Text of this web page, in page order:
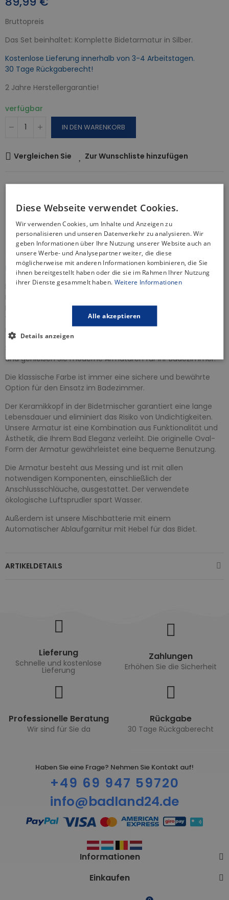
Bruttopreis
Das Set beinhaltet: Komplette Bidetarmatur in Silber.
Kostenlose Lieferung innerhalb von 3-4 Arbeitstagen.
30 Tage Rückgaberecht!
2 Jahre Herstellergarantie!
verfügbar
IN DEN WARENKORB
Vergleichen Sie Zur Wunschliste hinzufügen
Gratis Versand
30 Tage Rückgaberecht
Informationen zur Produktsicherheit
BESCHREIBUNG
Die Bidetarmatur ist nicht nur ein fester Bestandteil des
Bidets. Unsere Armaturen bieten eine hochwertige
Verarbeitung und ein elegantes Design, um Ihrem Bad einen
modernen Touch zu verleihen.
und genießen Sie moderne Armaturen für Ihr Badezimmer.
Die klassische Farbe ist immer eine sichere und bewährte
Option für den Einsatz im Badezimmer.
Der Keramikkopf in der Bidetmischer garantiert eine lange
Lebensdauer und eliminiert das Risiko von Undichtigkeiten.
Unsere Armatur ist eine Kombination aus Funktionalität und
Ästhetik, die Ihrem Bad Eleganz verleiht. Die originelle Oval-
Form der Armatur gewährleistet eine bequeme Benutzung.
Die Armatur besteht aus Messing und ist mit allen
notwendigen Komponenten, einschließlich der
Anschlussschläuche, ausgestattet. Der verwendete
ökologische Luftsprudler spart Wasser.
Außerdem ist unsere Mischbatterie mit einem
Automatischer Ablaufgarnitur mit Hebel für das Bidet.
ARTIKELDETAILS
Lieferung
Schnelle und kostenlose
Lieferung
Zahlungen
Erhöhen Sie die Sicherheit
Professionelle Beratung
Wir sind für Sie da
Rückgabe
30 Tage Rückgaberecht
Haben Sie eine Frage? Nehmen Sie Kontakt auf!
+49 69 947 59720
info@badland24.de
Informationen
Einkaufen
Diese Webseite verwendet Cookies.
Wir verwenden Cookies, um Inhalte und Anzeigen zu
personalisieren und unseren Datenverkehr zu analysieren. Wir
geben Informationen über Ihre Nutzung unserer Website auch an
unsere Werbe- und Analysepartner weiter, die diese
möglicherweise mit anderen Informationen kombinieren, die Sie
ihnen bereitgestellt haben oder die sie im Rahmen Ihrer Nutzung
ihrer Dienste gesammelt haben. Weitere Informationen
Alle akzeptieren
Details anzeigen